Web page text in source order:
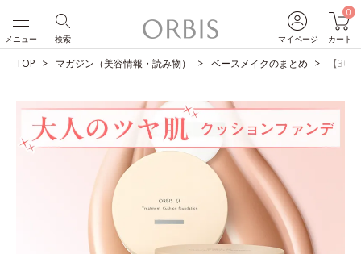
マイページ
0
カート
検索
メニュー
TOP マガジン（美容情報・読み物） ベースメイクのまとめ 【30